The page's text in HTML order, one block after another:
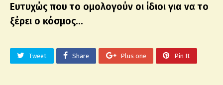
Ευτυχώς που το ομολογούν οι ίδιοι για να το
ξέρει ο κόσμος…
Tweet Share Plus one Pin It